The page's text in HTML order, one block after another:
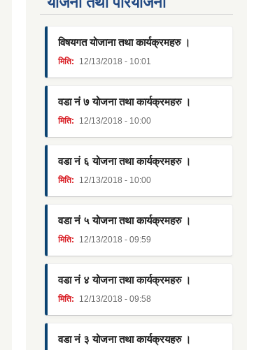
विषयगत योजाना तथा कार्यक्रमहरु ।
मिति: 12/13/2018 - 10:01
वडा नं ७ योजना तथा कार्यक्रमहरु ।
मिति: 12/13/2018 - 10:00
वडा नं ६ योजना तथा कार्यक्रमहरु ।
मिति: 12/13/2018 - 10:00
वडा नं ५ योजना तथा कार्यक्रमहरु ।
मिति: 12/13/2018 - 09:59
वडा नं ४ योजना तथा कार्यक्रमहरु ।
मिति: 12/13/2018 - 09:58
वडा नं ३ योजना तथा कार्यक्रयहरु ।